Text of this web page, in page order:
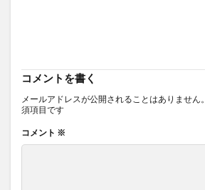
コメントを書く
メールアドレスが公開されることはありません。
須項目です
コメント ※